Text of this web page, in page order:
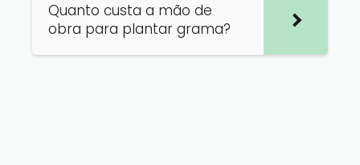
Quanto custa a mão de
obra para plantar grama?